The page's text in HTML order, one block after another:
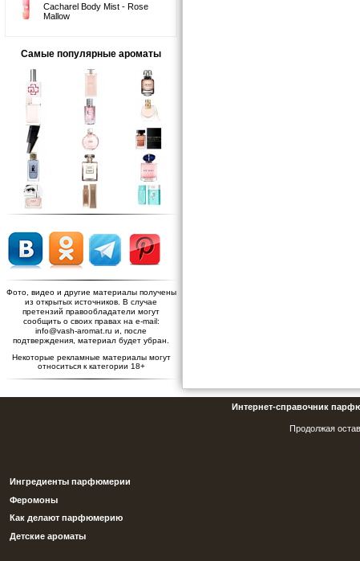
Cacharel Body Mist - Rose
Mallow
Самые популярные ароматы
Фото, видео и другие материалы получены
из открытых источников. В случае
претензий правообладатели могут
сообщить о своих правах на e-mail:
info@vash-aromat.ru и, после
подтверждения, материал будет убран.
Некоторые рекламные материалы могут
относиться к категории 18+
Интернет-справочник
Продолжая
Ингредиенты парфюмерии
Феромоны
Как делают парфюмерию
Детские ароматы